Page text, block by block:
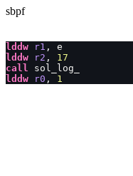
sbpf
lddw r1 ,
lddw r2 , 17
call
lddw r0 , 1